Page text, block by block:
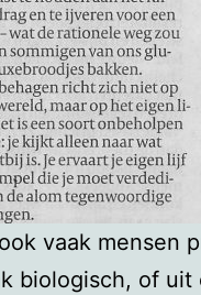
vaak mensen
biologisch, of